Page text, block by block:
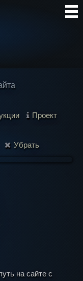
Проект
Убрать
на сайте с